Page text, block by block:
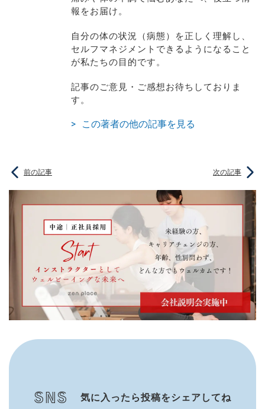
報をお届け。
自分の体の状況（病態）を正しく理解し、
セルフマネジメントできるようになること
が私たちの目的です。
記事のご意見・ご感想お待ちしておりま
す。
この著者の他の記事を見る
前の記事 次の記事
SNS 気に入ったら投稿をシェアしてね